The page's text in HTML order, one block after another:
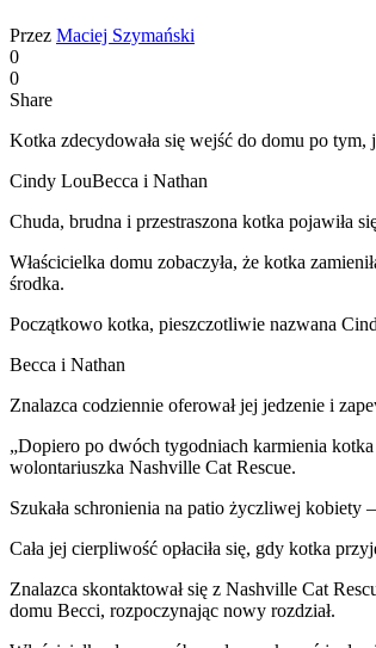
Przez Maciej Szymański
0
0
Share
Kotka zdecydowała się wejść do domu po tym,
Cindy LouBecca i Nathan
Chuda, brudna i przestraszona kotka pojawiła
Właścicielka domu zobaczyła, że kotka
środka.
Początkowo kotka, pieszczotliwie nazwana
Becca i Nathan
Znalazca codziennie oferował jej jedzenie i
„Dopiero po dwóch tygodniach karmienia
wolontariuszka Nashville Cat Rescue.
Szukała schronienia na patio życzliwej kobiety
Cała jej cierpliwość opłaciła się, gdy kotka
Znalazca skontaktował się z Nashville Cat
domu Becci, rozpoczynając nowy rozdział.